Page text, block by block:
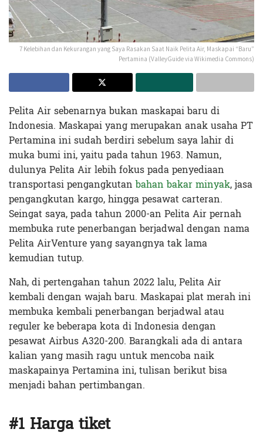
7 Kelebihan dan Kekurangan yang Saya Rasakan Saat Naik Pelita Air, Maskapai “Baru”
Pertamina (ValleyGuide via Wikimedia Commons)
Pelita Air sebenarnya bukan maskapai baru di
Indonesia. Maskapai yang merupakan anak usaha PT
Pertamina ini sudah berdiri sebelum saya lahir di
muka bumi ini, yaitu pada tahun 1963. Namun,
dulunya Pelita Air lebih fokus pada penyediaan
transportasi pengangkutanbahan bakar minyak, jasa
pengangkutan kargo, hingga pesawat carteran.
Seingat saya, pada tahun 2000-an Pelita Air pernah
membuka rute penerbangan berjadwal dengan nama
Pelita AirVenture yang sayangnya tak lama
kemudian tutup.
Nah, di pertengahan tahun 2022 lalu, Pelita Air
kembali dengan wajah baru. Maskapai plat merah ini
membuka kembali penerbangan berjadwal atau
reguler ke beberapa kota di Indonesia dengan
pesawat Airbus A320-200. Barangkali ada di antara
kalian yang masih ragu untuk mencoba naik
maskapainya Pertamina ini, tulisan berikut bisa
menjadi bahan pertimbangan.
#1 Harga tiket